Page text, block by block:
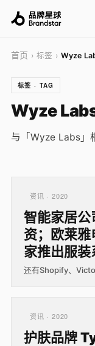
首页 › 标签 › Wyze
标签 · TAG
Wyze
与「Wyze Labs」
资讯 · 2020
智能家居
资；欧莱
家推出服
还有Shopify、
资讯 · 2020
护肤品牌